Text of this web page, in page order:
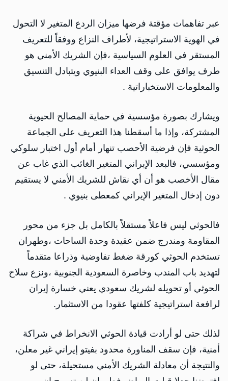
عبر تفاهمات مؤقتة فرضها ميزان الردع المتغير لا التحول
في الهوية الاستراتيجية، لأطراف النزاع ووفقاً للتعريف
المستقر في العلوم السياسية ،فإن الشريك الأمني هو
طرف يوافق على وقف العداء البنيوي ويتبادل التنسيق
والمعلومات الاستخباراتية .
ويشارك بصورة مؤسسية في حماية المصالح الحيوية
المشتركة، وإذا ما أسقطنا هذا التعريف على الجماعة
الحوثية فإن فرضية الأحصب تنهار أمام أول اختبار سلوكي
ومؤسسي، فالبعد الإيراني المتغير الغائب الذي غاب عن
مقال الأخصب هو أن أي نقاش للشريك الأمني لا يستقيم
دون إدخال المتغير الإيراني كمعطى بنيوي .
فالحوثي ليس فاعلاً مستقلاً بالكامل بل جزء من محور
المقاومة ومندرج ضمن عقيدة وحدة الساحات ،وطهران
تستخدم الحوثي كورقة ضغط تفاوضية وذراعا متقدماً
لتهديد باب المندب وخاصرة السعودية الجنوبية ،ونزع سلاح
الحوثي أو تحويله لشريك سعودي يعني خسارة إيران
لرافعة استراتيجية كلفتها عقودا من الاستثمار.
لذلك حتى لو أرادت قيادة الحوثي الانخراط في شراكة
أمنية، فإن سقف المناورة محدود بفيتو إيراني غير معلن،
والنتيجة أن معادلة الشريك الأمني مستحيلة، حتى لو